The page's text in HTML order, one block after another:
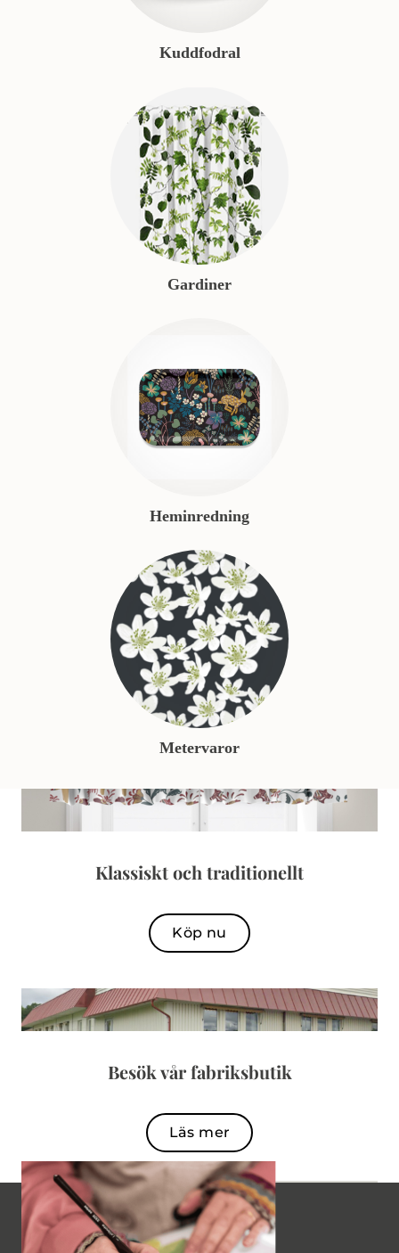
Kuddfodral
Gardiner
Heminredning
Metervaror
Klassiskt och traditionellt
Köp nu
Besök vår fabriksbutik
Läs mer